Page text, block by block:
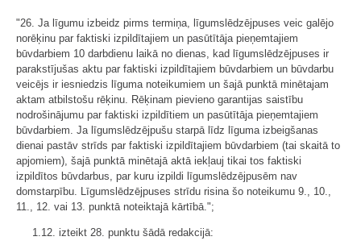
"26. Ja līgumu izbeidz pirms termiņa, līgumslēdzējpuses veic galējo
norēķinu par faktiski izpildītajiem un pasūtītāja pieņemtajiem
būvdarbiem 10 darbdienu laikā no dienas, kad līgumslēdzējpuses ir
parakstījušas aktu par faktiski izpildītajiem būvdarbiem un būvdarbu
veicējs ir iesniedzis līguma noteikumiem un šajā punktā minētajam
aktam atbilstošu rēķinu. Rēķinam pievieno garantijas saistību
nodrošinājumu par faktiski izpildītiem un pasūtītāja pieņemtajiem
būvdarbiem. Ja līgumslēdzējpušu starpā līdz līguma izbeigšanas
dienai pastāv strīds par faktiski izpildītajiem būvdarbiem (tai skaitā to
apjomiem), šajā punktā minētajā aktā iekļauj tikai tos faktiski
izpildītos būvdarbus, par kuru izpildi līgumslēdzējpusēm nav
domstarpību. Līgumslēdzējpuses strīdu risina šo noteikumu 9., 10.,
11., 12. vai 13. punktā noteiktajā kārtībā.";
1.12. izteikt 28. punktu šādā redakcijā: